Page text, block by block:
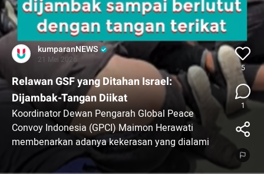
kumparanNEWS
21 Mei 2026
Relawan GSF yang Ditahan Israel:
Dijambak-Tangan Diikat
Koordinator Dewan Pengarah Global Peace
Convoy Indonesia (GPCI) Maimon Herawati
membenarkan adanya kekerasan yang dialami
relawan Global Sumud Flotilla (GSF) yang ditahan
Israel.
5
1